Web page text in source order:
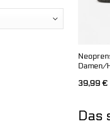
Damen/
39,99 €
Das